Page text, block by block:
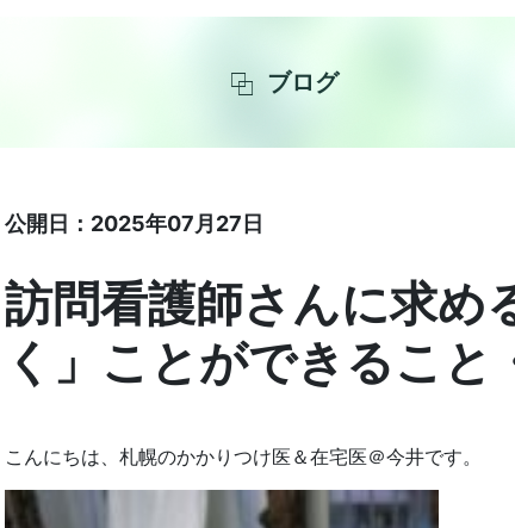
ブログ
公開日：2025年07月27日
訪問看護師さんに求め
く」ことができること
こんにちは、札幌のかかりつけ医＆在宅医＠今井です。